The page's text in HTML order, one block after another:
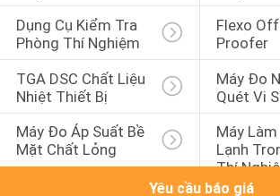
Dụng Cụ Kiểm Tra
Phòng Thí Nghiệm
Flexo
Proofer
TGA DSC Chất Liệu
Nhiệt Thiết Bị
Máy Đo
Quét Vi
Máy Đo Áp Suất Bề
Mặt Chất Lỏng
Máy
Lạnh
Thí
Yêu cầu báo giá